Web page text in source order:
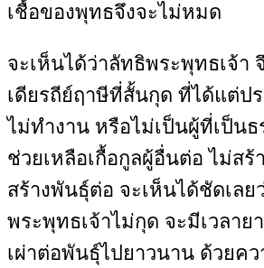
เชื้อของพุทธจึงจะไม่หมด
จะเห็นได้ว่าลัทธิพระพุทธเจ้า
เดียรถีย์ฤาษีที่สั้นกุด ที่ได้แต่ป
ไม่ทำงาน หรือไม่เป็นผู้ที่เป็น
ช่วยเหลือเกื้อกูลผู้อื่นต่อ ไม่สร้
สร้างพันธุ์ต่อ จะเห็นได้ชัดเลย
พระพุทธเจ้าไม่กุด จะมีเวลา
เผ่าต่อพันธุ์ไปยาวนาน ด้วยคว